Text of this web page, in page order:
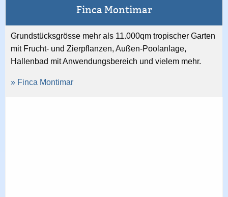
Finca Montimar
Grundstücksgrösse mehr als 11.000qm tropischer Garten
mit Frucht- und Zierpflanzen, Außen-Poolanlage,
Hallenbad mit Anwendungsbereich und vielem mehr.
» Finca Montimar